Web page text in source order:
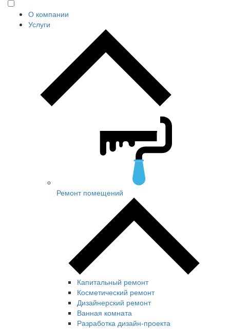
О компании
Услуги
Ремонт помещений
Капитальный ремонт
Косметический ремонт
Дизайнерский ремонт
Ванная комната
Разработка дизайн-проекта